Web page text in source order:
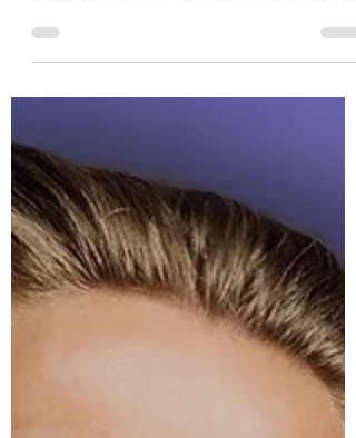
Snow
Meu dia não poderia piorar. Primeiro, meu
par me largou na festa de Natal da
lado de fora, esperando por uma carona,
um carro passou varado por uma poça
gigante e me encharcou em uma água suja
e congelante. Isso deveria ter sido meu
sinal para só ir para casa. Mas eu aceitei
uma oferta do Noel de me pagar um drink.
Mas... Papai Noel não parecia com a
caricatura estereotípica. Essa versão era
grande, musculosa e tatuada. Nós